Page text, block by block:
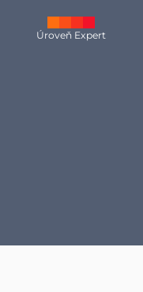
Úroveň Expert